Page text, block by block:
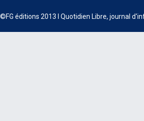
©FG éditions 2013 I Quotidien Libre, journal